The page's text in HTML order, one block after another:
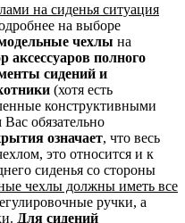
на сиденья ситуация
на выборе
чехлы на
аксессуаров полного
сидений и
(хотя есть
конструктивными
обязательно
означает, что весь
это относится и к
сиденья со стороны
чехлы должны иметь все
ручки, а
Для сидений